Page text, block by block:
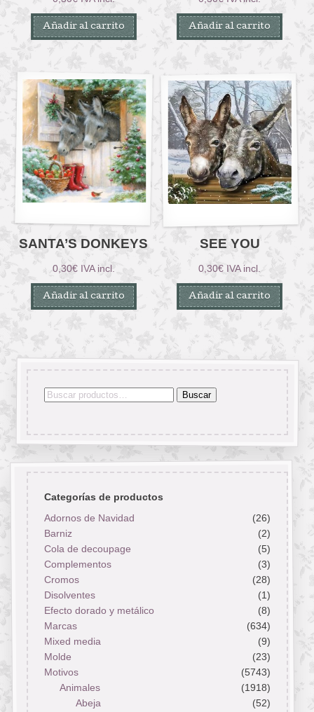
Añadir al carrito Añadir al carrito
SANTA’S DONKEYS
0,30€ IVA incl.
Añadir al carrito
SEE YOU
0,30€ IVA incl.
Añadir al carrito
Buscar
Buscar
Categorías de productos
Adornos de Navidad
(26)
Barniz
(2)
Cola de decoupage
(5)
Complementos
(3)
Cromos
(28)
Disolventes
(1)
Efecto dorado y metálico
(8)
Marcas
(634)
Mixed media
(9)
Molde
(23)
Motivos
(5743)
Animales
(1918)
Abeja
(52)